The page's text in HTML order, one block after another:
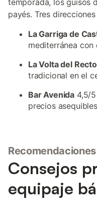
temporada, los guisos
payés. Tres
La Garriga de
mediterránea
La Volta del
tradicional en el
Bar Avenida 4,5/
precios asequibles
Consejos
equipaje